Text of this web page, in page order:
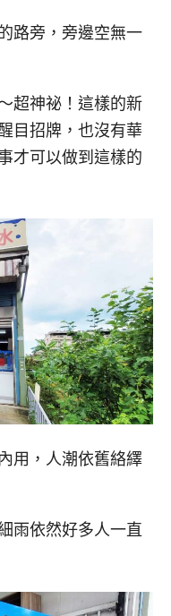
路旁，旁邊空無一
超神祕！這樣的新
目招牌，也沒有華
才可以做到這樣的
用，人潮依舊絡繹
雨依然好多人一直